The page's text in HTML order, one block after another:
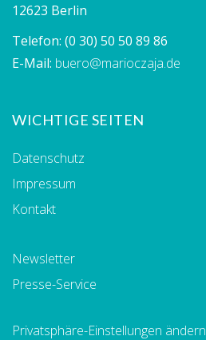
12623 Berlin
Telefon: (0 30) 50 50 89 86
E-Mail: buero@marioczaja.de
WICHTIGE SEITEN
Datenschutz
Impressum
Kontakt
Newsletter
Presse-Service
Privatsphäre-Einstellungen ändern